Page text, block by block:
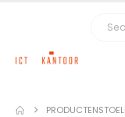
PRODUCTEN